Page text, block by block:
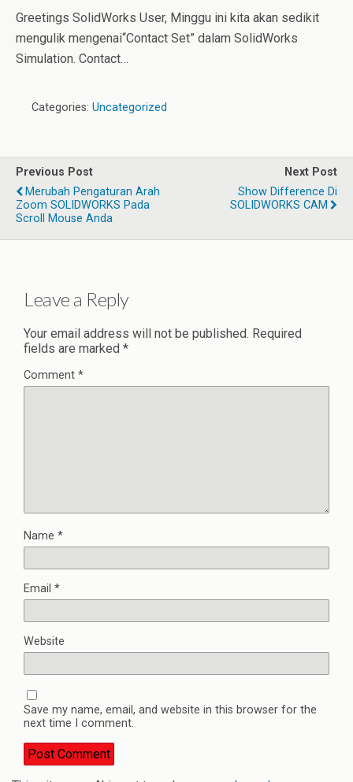
Greetings SolidWorks User, Minggu ini kita akan sedikit
mengulik mengenai“Contact Set” dalam SolidWorks
Simulation. Contact…
Categories: Uncategorized
Previous Post
Merubah Pengaturan Arah
Zoom SOLIDWORKS Pada
Scroll Mouse Anda
Next Post
Show Difference Di
SOLIDWORKS CAM
Leave a Reply
Your email address will not be published. Required
fields are marked *
Comment *
Name *
Email *
Website
Save my name, email, and website in this browser for the
next time I comment.